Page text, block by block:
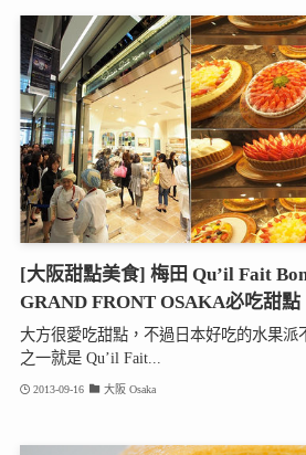
[大阪甜點美食] 梅田 Qu’il Fait
GRAND FRONT OSAKA必吃甜點
大方很愛吃甜點，不過日本好吃的水果派
之一就是 Qu’il Fait...
2013-09-16 大阪 Osaka